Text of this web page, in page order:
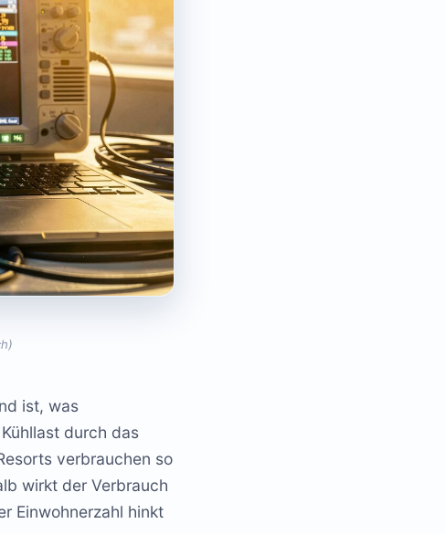
ist, was
durch das
verbrauchen so
wirkt der Verbrauch
Einwohnerzahl hinkt